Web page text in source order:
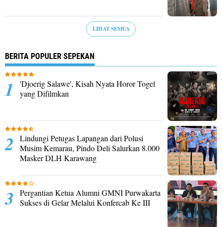
LIHAT SEMUA
BERITA POPULER SEPEKAN
'Djoerig Salawe', Kisah Nyata Horor Togel
yang Difilmkan
Lindungi Petugas Lapangan dari Polusi
Musim Kemarau, Pindo Deli Salurkan 8.000
Masker DLH Karawang
Pergantian Ketua Alumni GMNI Purwakarta
Sukses di Gelar Melalui Konfercab Ke III